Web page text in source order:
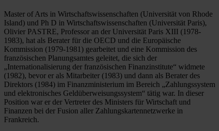
Master of Arts in Wirtschaftswissenschaften (Universität von Rhode
Island) und Ph D in Wirtschaftswissenschaften (Universität Paris),
Olivier PASTRE, Professor an der Universität Paris XIII (1978-
1983), hat als Berater für die OECD und die Europäische
Kommission (1979-1981) gearbeitet und eine Kommission des
französischen Planungsamtes geleitet, die sich der
„Internationalisierung der französischen Finanzinstitute“ widmete
(1982), bevor er als Mitarbeiter (1983) und dann als Berater des
Direktors (1984) im Finanzministerium im Bereich „Zahlungssystem
und elektronisches Geldüberweisungssystem“ tätig war. In dieser
Position war er der Vertreter des Ministers für Wirtschaft und
Finanzen bei der Fusion aller Zahlungskartennetzwerke in
Frankreich.